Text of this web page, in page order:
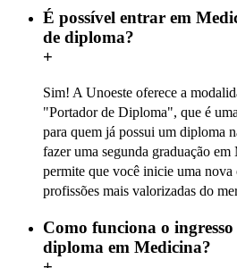
É possível entrar em
de diploma?
+
Sim! A Unoeste oferece a
"Portador de Diploma", que é
para quem já possui um diploma
fazer uma segunda graduação
permite que você inicie uma nova
profissões mais valorizadas do
Como funciona o
diploma em Medicina?